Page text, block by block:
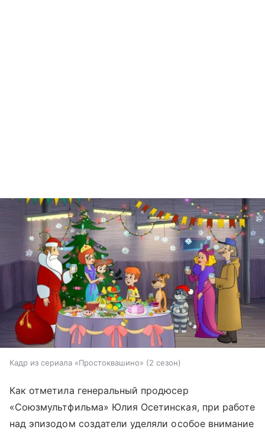
Кадр из сериала «Простоквашино» (2 сезон)
Как отметила генеральный продюсер
«Союзмультфильма» Юлия Осетинская, при работе
над эпизодом создатели уделяли особое внимание